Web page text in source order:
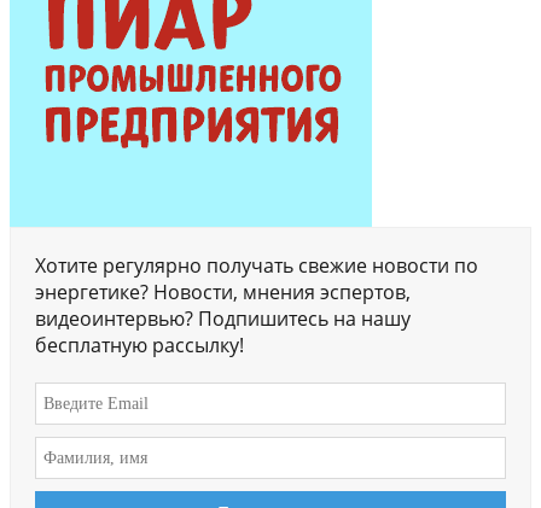
Хотите регулярно получать свежие новости по
энергетике? Новости, мнения эспертов,
видеоинтервью? Подпишитесь на нашу
бесплатную рассылку!